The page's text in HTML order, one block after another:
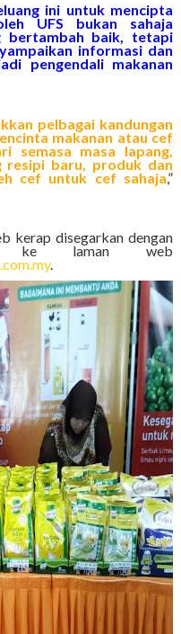
ini untuk mencipta
UFS bukan sahaja
bertambah baik, tetapi
informasi dan
pengendali makanan
pelbagai kandungan
makanan atau cef
semasa masa lapang,
resipi baru, produk dan
cef untuk cef sahaja,”
kerap disegarkan dengan
ke laman web
my.